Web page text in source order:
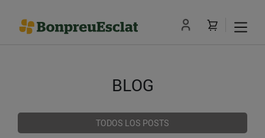
BLOG
TODOS LOS POSTS